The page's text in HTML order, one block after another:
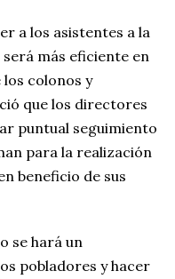
a los asistentes a la
más eficiente en
los colonos y
que los directores
puntual seguimiento
para la realización
beneficio de sus
se hará un
pobladores y hacer